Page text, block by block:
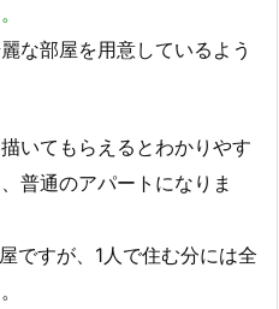
な部屋を用意しているよう
いてもらえるとわかりやす
普通のアパートになりま
ですが、1人で住む分には全